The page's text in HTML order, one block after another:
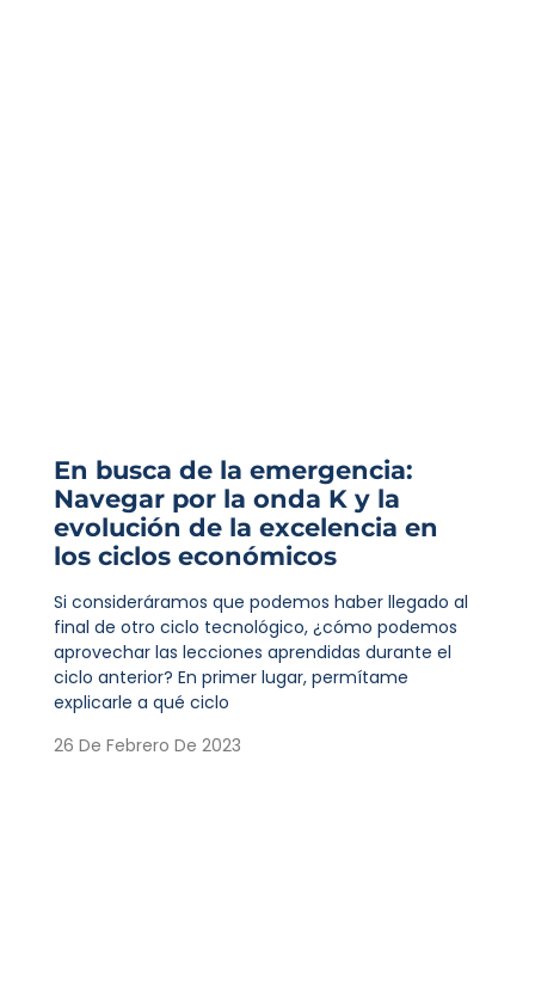
En busca de la emergencia:
Navegar por la onda K y la
evolución de la excelencia en
los ciclos económicos
Si consideráramos que podemos haber llegado al
final de otro ciclo tecnológico, ¿cómo podemos
aprovechar las lecciones aprendidas durante el
ciclo anterior? En primer lugar, permítame
explicarle a qué ciclo
26 De Febrero De 2023